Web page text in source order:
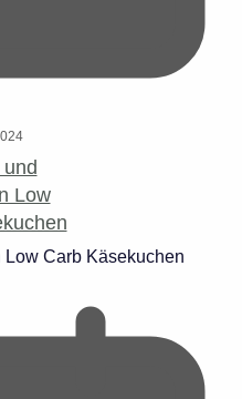
Carb Käsekuchen